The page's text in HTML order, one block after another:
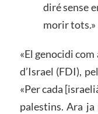
diré sense
morir tots.»
«El genocidi com
d’Israel (FDI),
«Per cada
palestins. Ara